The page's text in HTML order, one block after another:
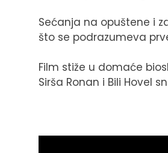
Sećanja na opuštene i
što se podrazumeva
Film stiže u domaće
Sirša Ronan i Bili Hovel